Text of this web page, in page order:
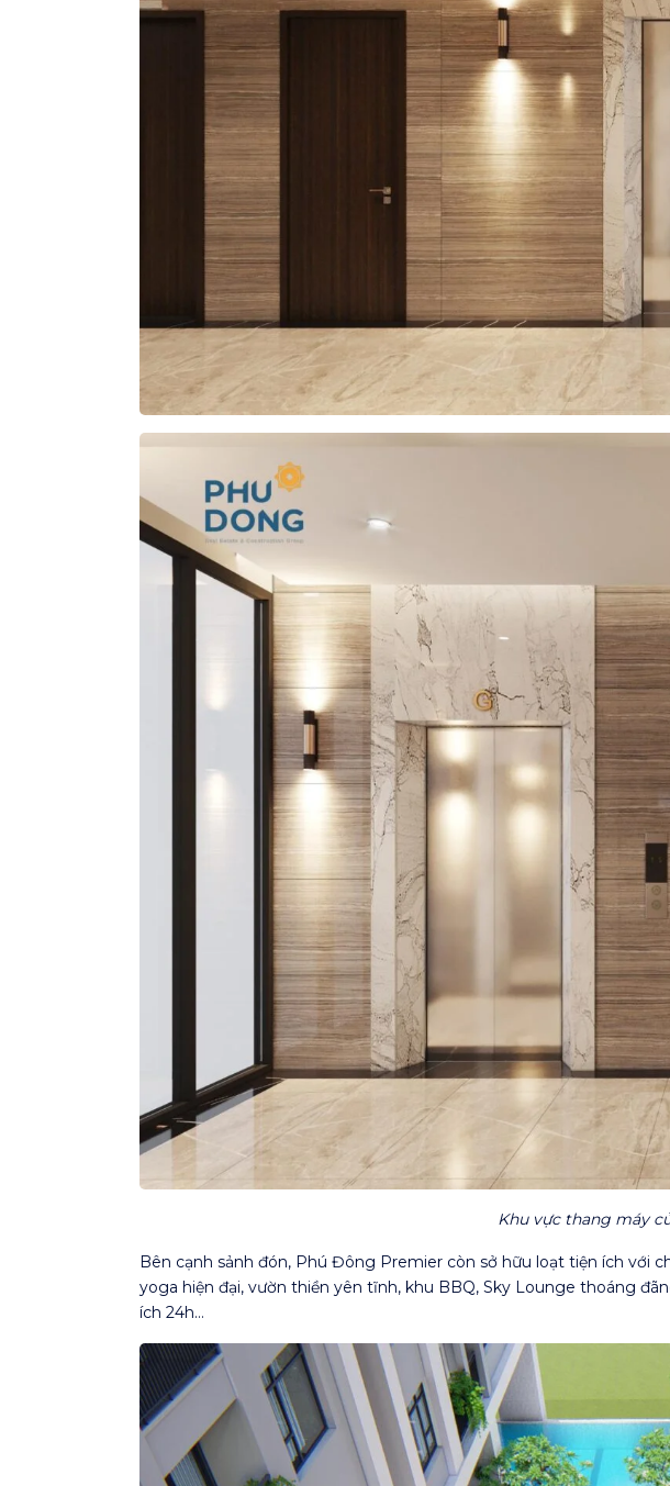
Khu vực thang máy
Bên cạnh sảnh đón, Phú Đông Premier còn sở hữu loạt tiện ích
yoga hiện đại, vườn thiền yên tĩnh, khu BBQ, Sky Lounge thoáng
ích 24h…